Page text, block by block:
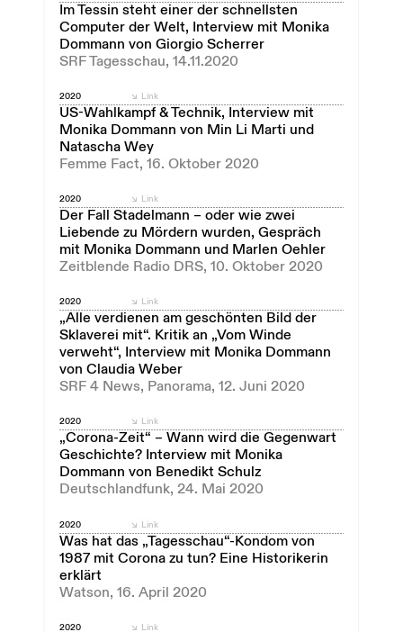
Im Tessin steht einer der schnellsten
Computer der Welt, Interview mit Monika
Dommann von Giorgio Scherrer
SRF Tagesschau, 14.11.2020
2020
US-Wahlkampf & Technik, Interview mit
Monika Dommann von Min Li Marti und
Natascha Wey
Femme Fact, 16. Oktober 2020
Link
2020
Der Fall Stadelmann – oder wie zwei
Liebende zu Mördern wurden, Gespräch
mit Monika Dommann und Marlen Oehler
Zeitblende Radio DRS, 10. Oktober 2020
Link
2020
„Alle verdienen am geschönten Bild der
Sklaverei mit“. Kritik an „Vom Winde
verweht“, Interview mit Monika Dommann
von Claudia Weber
SRF 4 News, Panorama, 12. Juni 2020
Link
2020
„Corona-Zeit“ – Wann wird die Gegenwart
Geschichte? Interview mit Monika
Dommann von Benedikt Schulz
Deutschlandfunk, 24. Mai 2020
Link
2020
Was hat das „Tagesschau“-Kondom von
1987 mit Corona zu tun? Eine Historikerin
erklärt
Watson, 16. April 2020
Link
2020 Link